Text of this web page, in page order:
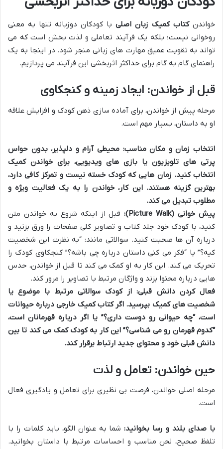
خواندنکتاب کمیک زبان اصلی با کودکان دوزبانه تنها به معنی
روخوانی نیست؛ بلکه یک فرآیند تعاملی و لذت بخش است که می
تواند به تقویت عمیق مهارت های زبانی منجر شود. در اینجا به یک
راهنمای گام به گام برای حداکثر اثربخشی این فرآیند می پردازیم.
قبل از خواندن: ایجاد زمینه و کنجکاوی
مرحله پیش از خواندن، برای آماده سازی ذهن کودک و افزایش علاقه
او به داستان، بسیار مهم است.
انتخاب زمان و مکان مناسب: محیطی آرام و دلپذیر، بدون حواس
پرتی های تلویزیون یا بازی های ویدیویی، برای خواندن کمیک
انتخاب کنید. زمان هایی که کودک خسته نیست و تمرکز کافی دارد،
بهترین گزینه هستند. این کار، خواندن را به یک فعالیت ویژه و
مطلوب تبدیل می کند.
پیش خوانی (Picture Walk):
قبل از اینکه شروع به خواندن متن
کنید، با کودک خود جلد کتاب و تصاویر کلی صفحات را ورق بزنید و
درباره آن ها صحبت کنید. سوالاتی مانند: “به نظرت این شخصیت
کیه؟” یا “فکر می کنی داستان درباره چی باشه؟” کنجکاوی کودک را
تحریک می کند. این کار به او کمک می کند تا قبل از خواندن، حدس
هایی درباره محتوا بزند و واژگان مرتبط با تصاویر را مرور کند.
فعال کردن دانش قبلی:از کودک سوالاتی مرتبط با موضوع یا
شخصیت های کمیک بپرسید. اگرکتاب کمیک خارجیدرباره حیوانات
است، “چه حیوانی رو دوست داری؟” یا اگر درباره قهرمانان است،
“کدوم قهرمان رو می شناسی؟” این کار به کودک کمک می کند تا بین
دانش قبلی خود و محتوای جدید ارتباط برقرار کند.
حین خواندن: تعامل و لذت
مرحله اصلی خواندن، فرصت بی نظیری برای تعامل و یادگیری فعال
است.
با صدای بلند و رسا بخوانید:شما به عنوان الگو، باید کلمات را با
تلفظ صحیح، لحن مناسب و احساسات مرتبط با داستان بخوانید.